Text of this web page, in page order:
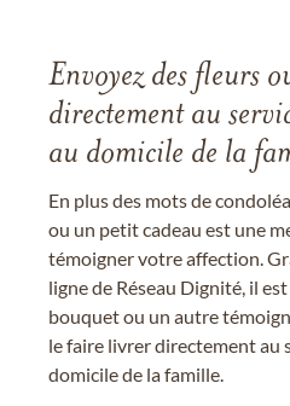
Envoyez des fleurs
directement au
au domicile de la
En plus des mots de
ou un petit cadeau est une
témoigner votre affection.
ligne de Réseau Dignité, il
bouquet ou un autre
le faire livrer directement au
domicile de la famille.